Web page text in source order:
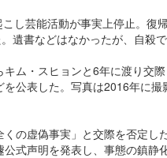
し芸能活動が事実上停止。復
遺書などはなかったが、自殺で
ム・スヒョンと6年に渡り交
公表した。写真は2016年に
の虚偽事実」と交際を否定
式声明を発表し、事態の鎮静化